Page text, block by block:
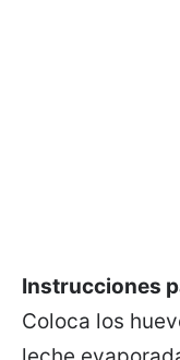
Instrucciones
Coloca los